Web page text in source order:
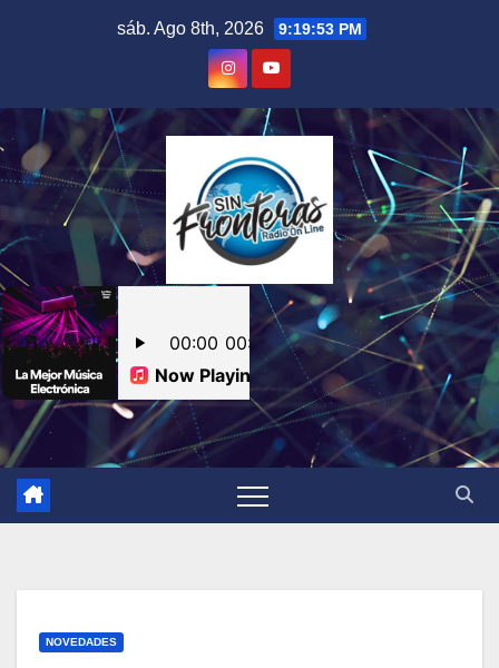
sáb. Ago 8th, 2026 9:19:54 PM
NOVEDADES